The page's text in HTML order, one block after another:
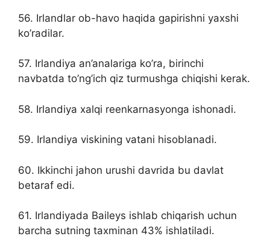
56. Irlandlar ob-havo haqida gapirishni yaxshi
ko’radilar.
57. Irlandiya an’analariga ko’ra, birinchi
navbatda to’ng’ich qiz turmushga chiqishi kerak.
58. Irlandiya xalqi reenkarnasyonga ishonadi.
59. Irlandiya viskining vatani hisoblanadi.
60. Ikkinchi jahon urushi davrida bu davlat
betaraf edi.
61. Irlandiyada Baileys ishlab chiqarish uchun
barcha sutning taxminan 43% ishlatiladi.